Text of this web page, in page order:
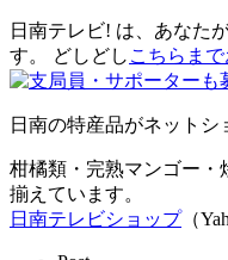
日南テレビ! は、あなた
す。 どしどし こちらま
日南の特産品がネットシ
柑橘類・完熟マンゴー・
揃えています。
日南テレビショップ（